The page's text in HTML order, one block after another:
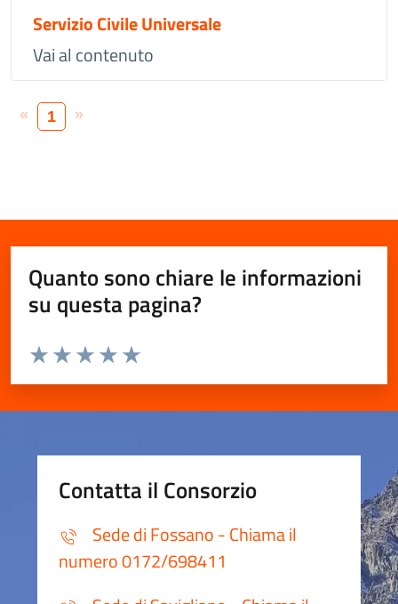
Servizio Civile Universale
Vai al contenuto
« 1 »
Quanto sono chiare le informazioni
su questa pagina?
Valuta da 1 a 5 stelle la pagina
Valuta 5 stelle su 5
Valuta 4 stelle su 5
Valuta 3 stelle su 5
Valuta 2 stelle su 5
Valuta 1 stelle su 5
Contatta il Consorzio
Sede di Fossano - Chiama il
numero 0172/698411